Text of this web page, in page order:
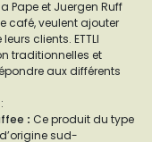
Pape et Juergen Ruff
café, veulent ajouter
clients. ETTLI
traditionnelles et
aux différents
: Ce produit du type
sud-